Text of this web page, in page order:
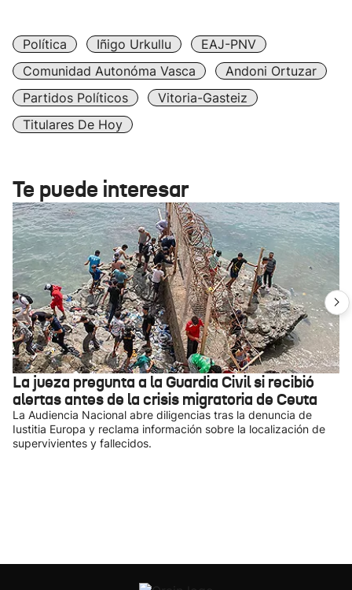
Política Iñigo Urkullu
EAJ-PNV
Comunidad Autonóma Vasca
Andoni Ortuzar
Partidos Políticos
Vitoria-Gasteiz
Titulares De Hoy
Te puede interesar
La jueza pregunta a la Guardia Civil si recibió
alertas antes de la crisis migratoria de Ceuta
La Audiencia Nacional abre diligencias tras la denuncia de
Iustitia Europa y reclama información sobre la localización de
supervivientes y fallecidos.